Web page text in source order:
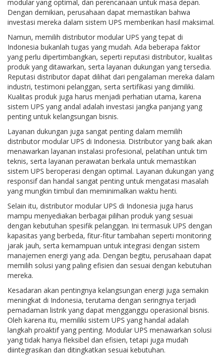
modular yang optimal, dan perencanaan untuk masa depan.
Dengan demikian, perusahaan dapat memastikan bahwa
investasi mereka dalam sistem UPS memberikan hasil maksimal.
Namun, memilih distributor modular UPS yang tepat di
Indonesia bukanlah tugas yang mudah. Ada beberapa faktor
yang perlu dipertimbangkan, seperti reputasi distributor, kualitas
produk yang ditawarkan, serta layanan dukungan yang tersedia.
Reputasi distributor dapat dilihat dari pengalaman mereka dalam
industri, testimoni pelanggan, serta sertifikasi yang dimiliki.
Kualitas produk juga harus menjadi perhatian utama, karena
sistem UPS yang andal adalah investasi jangka panjang yang
penting untuk kelangsungan bisnis.
Layanan dukungan juga sangat penting dalam memilih
distributor modular UPS di Indonesia. Distributor yang baik akan
menawarkan layanan instalasi profesional, pelatihan untuk tim
teknis, serta layanan perawatan berkala untuk memastikan
sistem UPS beroperasi dengan optimal. Layanan dukungan yang
responsif dan handal sangat penting untuk mengatasi masalah
yang mungkin timbul dan meminimalkan waktu henti.
Selain itu, distributor modular UPS di Indonesia juga harus
mampu menyediakan berbagai pilihan produk yang sesuai
dengan kebutuhan spesifik pelanggan. Ini termasuk UPS dengan
kapasitas yang berbeda, fitur-fitur tambahan seperti monitoring
jarak jauh, serta kemampuan untuk integrasi dengan sistem
manajemen energi yang ada. Dengan begitu, perusahaan dapat
memilih solusi yang paling efisien dan sesuai dengan kebutuhan
mereka.
Kesadaran akan pentingnya kelangsungan energi juga semakin
meningkat di Indonesia, terutama dengan seringnya terjadi
pemadaman listrik yang dapat mengganggu operasional bisnis.
Oleh karena itu, memiliki sistem UPS yang handal adalah
langkah proaktif yang penting. Modular UPS menawarkan solusi
yang tidak hanya fleksibel dan efisien, tetapi juga mudah
diintegrasikan dan ditingkatkan sesuai kebutuhan.